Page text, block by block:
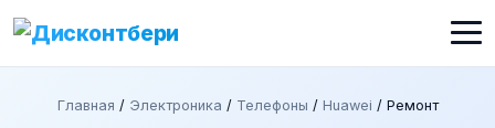
Главная / Электроника / Телефоны / Huawei / Ремонт